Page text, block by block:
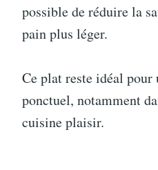
possible de réduire la
pain plus léger.
Ce plat reste idéal pour
ponctuel, notamment
cuisine plaisir.